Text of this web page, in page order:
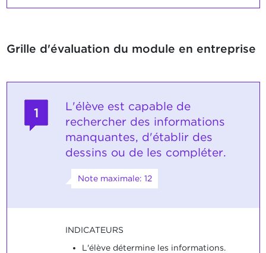
Grille d'évaluation du module en entreprise
1
L'élève est capable de
rechercher des informations
manquantes, d'établir des
dessins ou de les compléter.
Note maximale: 12
INDICATEURS
L'élève détermine les informations.